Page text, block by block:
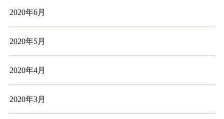
2020年6月
2020年5月
2020年4月
2020年3月